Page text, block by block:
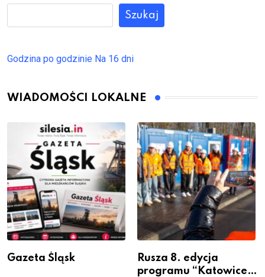
Szukaj
Godzina po godzinie Na 16 dni
WIADOMOŚCI LOKALNE
Gazeta Śląsk
Rusza 8. edycja
programu “Katowice